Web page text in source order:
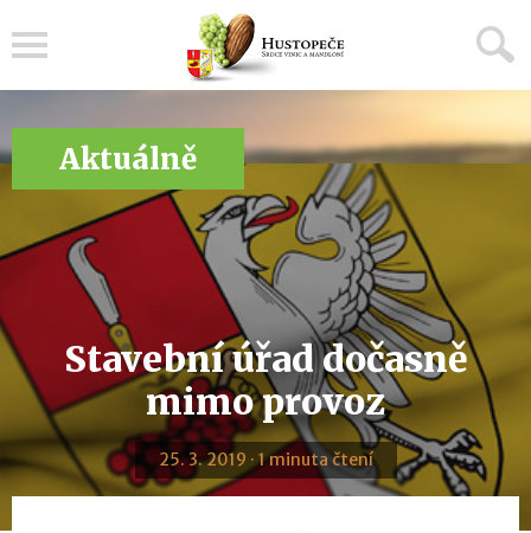
Aktuálně
Stavební úřad dočasně
mimo provoz
25. 3. 2019 · 1 minuta čtení